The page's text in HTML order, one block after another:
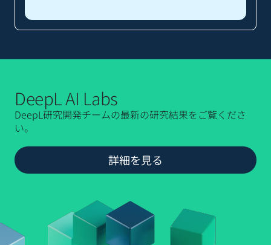
DeepL AI Labs
DeepL研究開発チームの最新の研究結果をご覧くださ
い。
詳細を見る